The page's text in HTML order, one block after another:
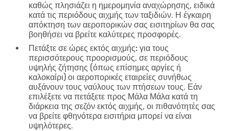
καθώς πλησιάζει η ημερομηνία αναχώρησης, ειδικά
κατά τις περιόδους αιχμής των ταξιδιών. Η έγκαιρη
απόκτηση των αεροπορικών σας εισιτηρίων θα σας
βοηθήσει να βρείτε καλύτερες προσφορές.
Πετάξτε σε ώρες εκτός αιχμής: για τους
περισσότερους προορισμούς, σε περιόδους
υψηλής ζήτησης (όπως επίσημες αργίες ή
καλοκαίρι) οι αεροπορικές εταιρείες συνήθως
αυξάνουν τους ναύλους των πτήσεων τους. Εάν
επιλέξετε να πετάξετε προς Μάλα Μάλα κατά τη
διάρκεια της σεζόν εκτός αιχμής, οι πιθανότητές σας
να βρείτε φθηνότερα εισιτήρια μπορεί να είναι
υψηλότερες.